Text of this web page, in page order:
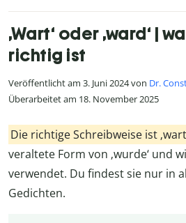
‚Wart‘ oder ‚ward‘ |
richtig ist
Veröffentlicht am 3. Juni 2024 von Dr.
Überarbeitet am 18. November 2025
Die richtige Schreibweise ist
veraltete Form von ‚wurde‘ und
verwendet. Du findest sie nur in
Gedichten.